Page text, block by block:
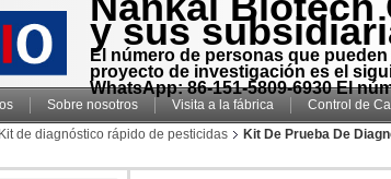
y sus
El número de personas que pueden
proyecto de investigación es el
WhatsApp: 86-151-5809-6930 El
Sobre nosotros Visita a la fábrica Control de
Kit de diagnóstico rápido de pesticidas
Kit De Prueba De